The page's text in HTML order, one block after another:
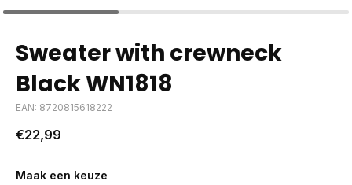
Sweater with crewneck
Black WN1818
EAN: 8720815618222
€22,99
Maak een keuze